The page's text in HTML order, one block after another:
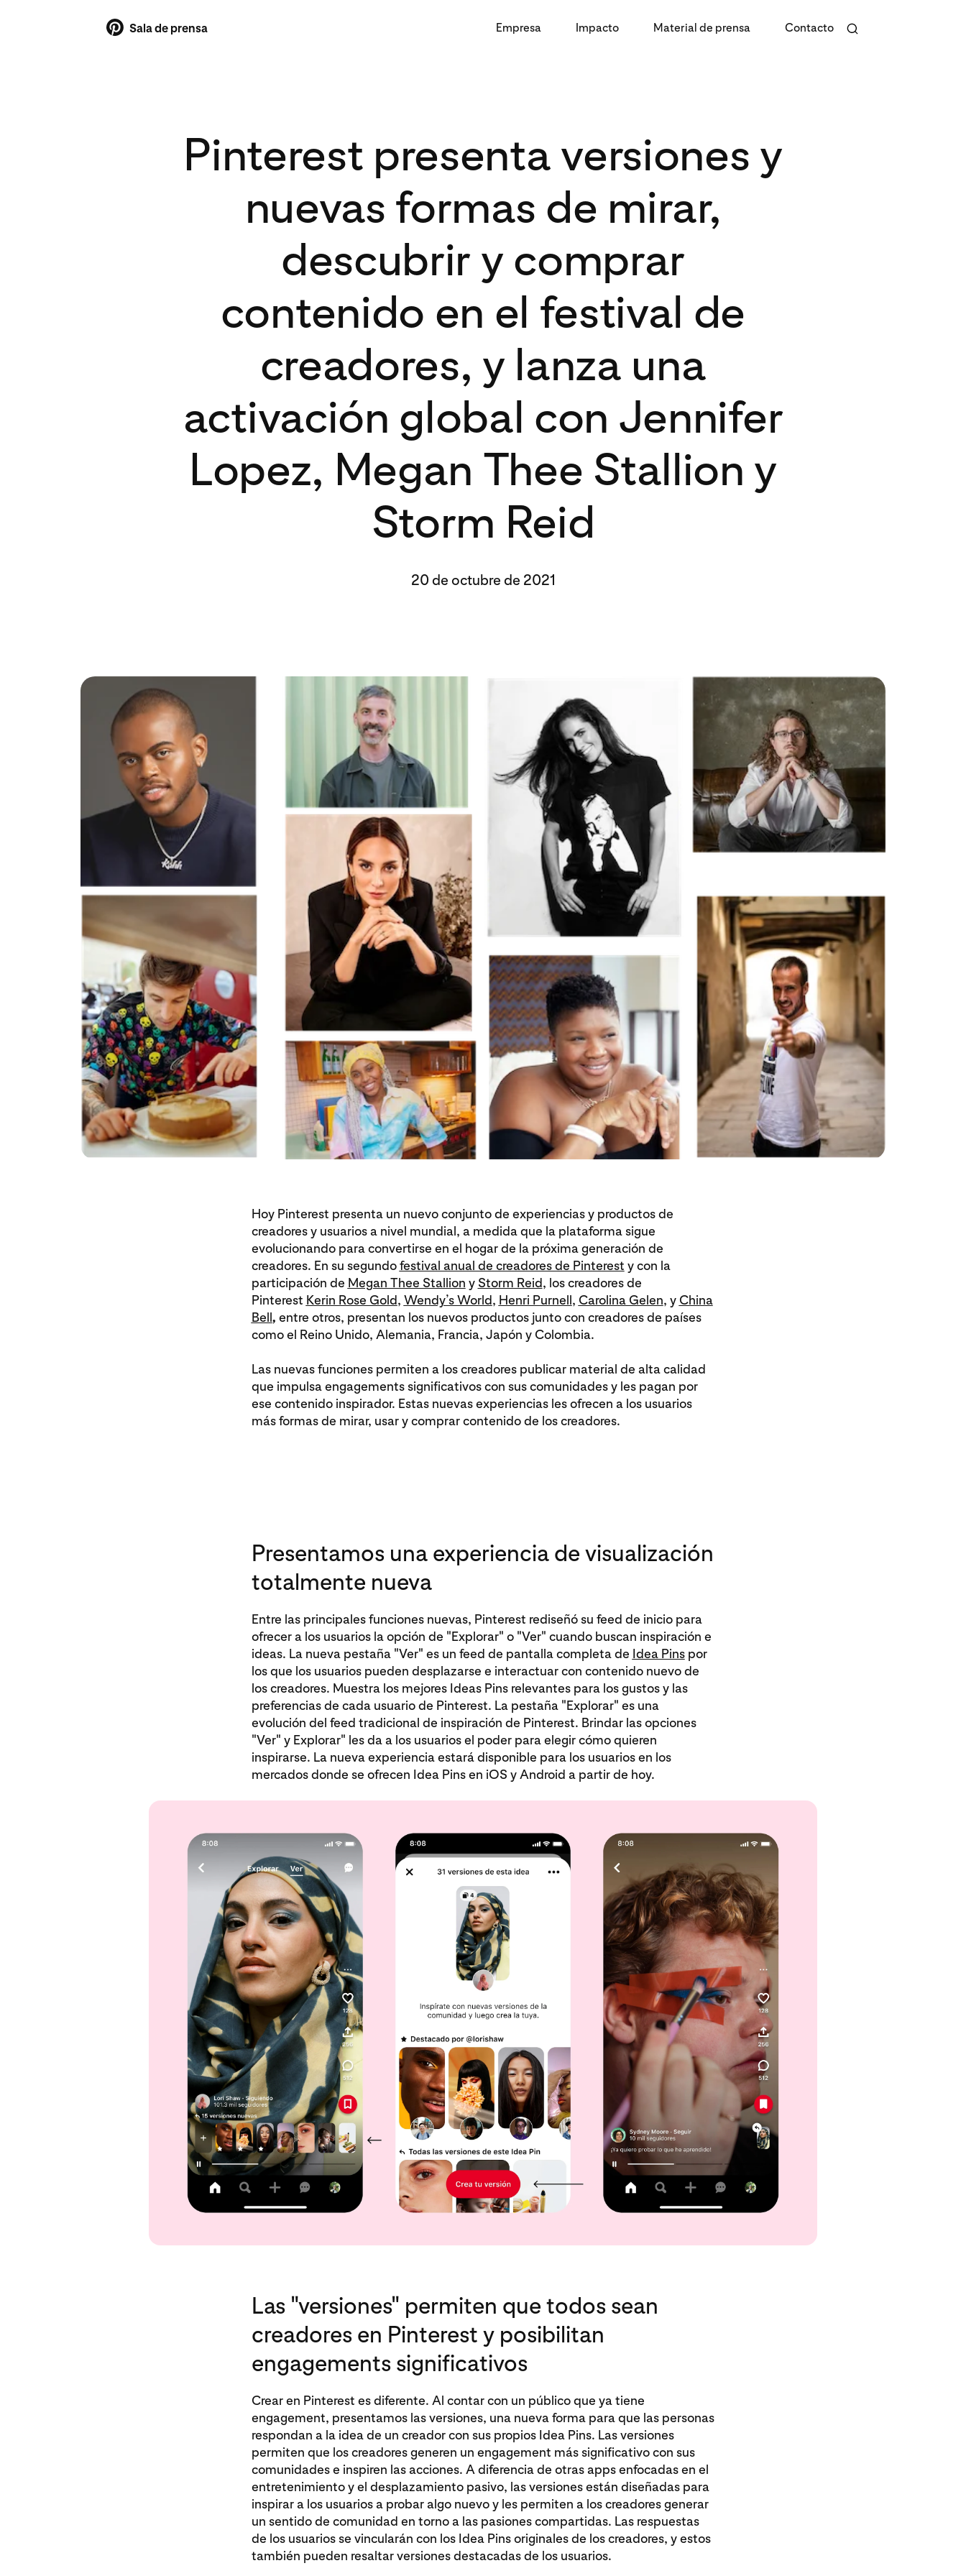
Sala de prensa Empresa Impacto Material de prensa Contacto
Pinterest presenta versiones y
nuevas formas de mirar,
descubrir y comprar
contenido en el festival de
creadores, y lanza una
activación global con Jennifer
Lopez, Megan Thee Stallion y
Storm Reid
20 de octubre de 2021
Hoy Pinterest presenta un nuevo conjunto de experiencias y productos de
creadores y usuarios a nivel mundial, a medida que la plataforma sigue
evolucionando para convertirse en el hogar de la próxima generación de
creadores. En su segundofestival anual de creadores de Pinterest y con la
participación de Megan Thee Stallion y Storm Reid, los creadores de
Pinterest Kerin Rose Gold, Wendy’s World, Henri Purnell, Carolina Gelen, y China
Bell, entre otros, presentan los nuevos productos junto con creadores de países
como el Reino Unido, Alemania, Francia, Japón y Colombia.
Las nuevas funciones permiten a los creadores publicar material de alta calidad
que impulsa engagements significativos con sus comunidades y les pagan por
ese contenido inspirador. Estas nuevas experiencias les ofrecen a los usuarios
más formas de mirar, usar y comprar contenido de los creadores.
Presentamos una experiencia de visualización
totalmente nueva
Entre las principales funciones nuevas, Pinterest rediseñó su feed de inicio para
ofrecer a los usuarios la opción de "Explorar" o "Ver" cuando buscan inspiración e
ideas. La nueva pestaña "Ver" es un feed de pantalla completa de Idea Pinspor
los que los usuarios pueden desplazarse e interactuar con contenido nuevo de
los creadores. Muestra los mejores Ideas Pins relevantes para los gustos y las
preferencias de cada usuario de Pinterest. La pestaña "Explorar" es una
evolución del feed tradicional de inspiración de Pinterest. Brindar las opciones
"Ver" y Explorar" les da a los usuarios el poder para elegir cómo quieren
inspirarse. La nueva experiencia estará disponible para los usuarios en los
mercados donde se ofrecen Idea Pins en iOS y Android a partir de hoy.
Las "versiones" permiten que todos sean
creadores en Pinterest y posibilitan
engagements significativos
Crear en Pinterest es diferente. Al contar con un público que ya tiene
engagement, presentamos las versiones, una nueva forma para que las personas
respondan a la idea de un creador con sus propios Idea Pins. Las versiones
permiten que los creadores generen un engagement más significativo con sus
comunidades e inspiren las acciones. A diferencia de otras apps enfocadas en el
entretenimiento y el desplazamiento pasivo, las versiones están diseñadas para
inspirar a los usuarios a probar algo nuevo y les permiten a los creadores generar
un sentido de comunidad en torno a las pasiones compartidas. Las respuestas
de los usuarios se vincularán con los Idea Pins originales de los creadores, y estos
también pueden resaltar versiones destacadas de los usuarios.